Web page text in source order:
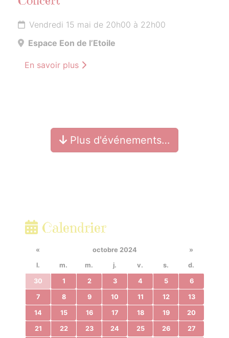
Vendredi 15 mai de 20h00 à 22h00
Espace Eon de l’Etoile
En savoir plus
Plus d'événements…
Calendrier
« octobre 2024
»
l.
m. m. j. v. s. d.
30 1 2 3 4 5 6
7 8 9 10 11 12 13
14 15 16 17 18 19 20
21 22 23 24 25 26 27